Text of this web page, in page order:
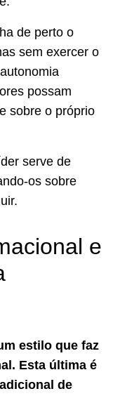
de perto o
sem exercer o
possam
sobre o próprio
serve de
os sobre
e
estilo que faz
Esta última é
de